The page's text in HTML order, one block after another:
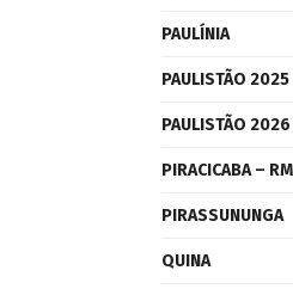
PAULÍNIA
PAULISTÃO 2025
PAULISTÃO 2026
PIRACICABA –
PIRASSUNUNGA
QUINA